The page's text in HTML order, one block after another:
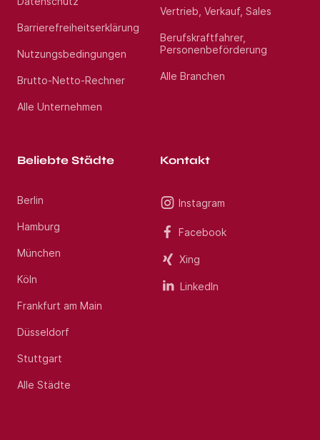
Barrierefreiheitserklärung
Nutzungsbedingungen
Brutto-Netto-Rechner
Alle Unternehmen
Vertrieb, Verkauf, Sales
Berufskraftfahrer,
Personenbeförderung
Alle Branchen
Beliebte Städte
Berlin
Hamburg
München
Köln
Frankfurt am Main
Düsseldorf
Stuttgart
Alle Städte
Kontakt
Instagram
Facebook
Xing
LinkedIn